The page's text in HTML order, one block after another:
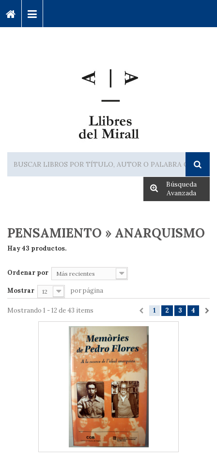
Búsqueda
Avanzada
PENSAMIENTO » ANARQUISMO
Hay 43 productos.
Ordenar por Más recientes
Mostrar 12 por página
1 2 3 4
Mostrando 1 - 12 de 43 items